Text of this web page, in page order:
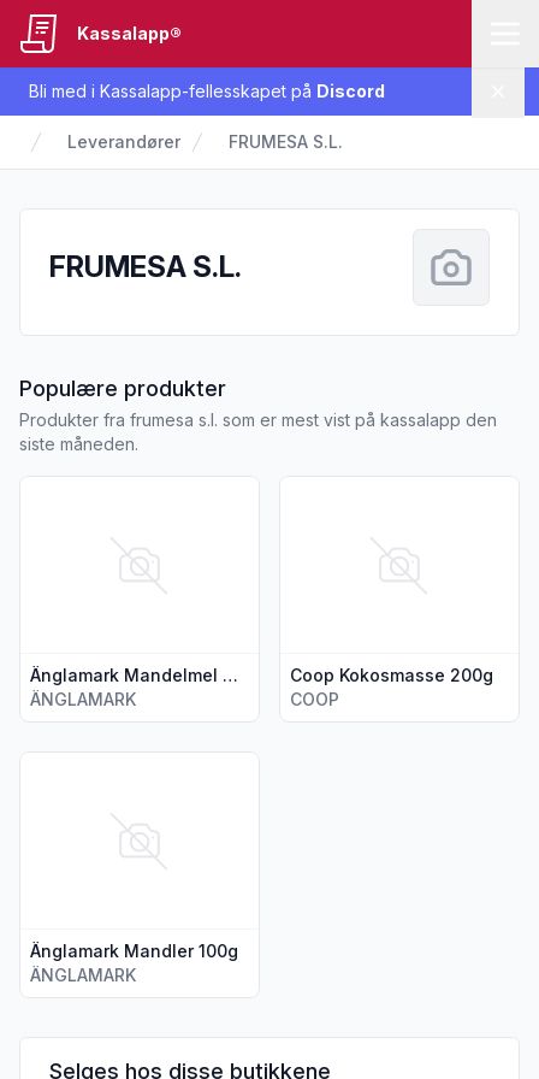
Bli med i Kassalapp-fellesskapet på Discord
Kassalapp®
Leverandører FRUMESA S.L.
FRUMESA S.L.
Populære produkterfra FRUMESA S.L.
Produkter fra frumesa s.l. som er mest vist på kassalapp den
siste måneden.
Änglamark Mandelmel 200g
ÄNGLAMARK
Coop Kokosmasse 200g
COOP
Änglamark Mandler 100g
ÄNGLAMARK
Vis flere detaljer for produktet "Änglamark Mandler 100g"
Selges hos disse butikkene